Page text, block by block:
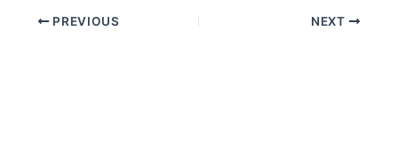
Post PREVIOUS NEXT